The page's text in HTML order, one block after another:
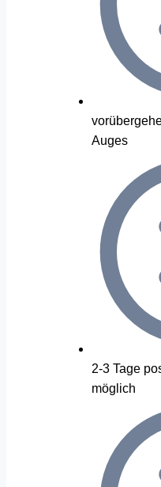
Auges
2-3 Tage
möglich